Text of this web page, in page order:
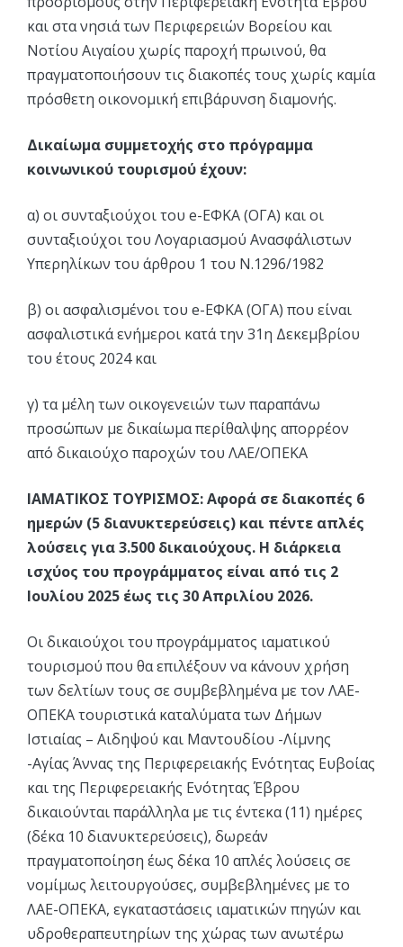
και στα νησιά των Περιφερειών Βορείου και
Νοτίου Αιγαίου χωρίς παροχή πρωινού, θα
πραγματοποιήσουν τις διακοπές τους χωρίς καμία
πρόσθετη οικονομική επιβάρυνση διαμονής.
Δικαίωμα συμμετοχής στο πρόγραμμα
κοινωνικού τουρισμού έχουν:
α) οι συνταξιούχοι του e-ΕΦΚΑ (ΟΓΑ) και οι
συνταξιούχοι του Λογαριασμού Ανασφάλιστων
Υπερηλίκων του άρθρου 1 του Ν.1296/1982
β) οι ασφαλισμένοι του e-ΕΦΚΑ (ΟΓΑ) που είναι
ασφαλιστικά ενήμεροι κατά την 31η Δεκεμβρίου
του έτους 2024 και
γ) τα μέλη των οικογενειών των παραπάνω
προσώπων με δικαίωμα περίθαλψης απορρέον
από δικαιούχο παροχών του ΛΑΕ/ΟΠΕΚΑ
ΙΑΜΑΤΙΚΟΣ ΤΟΥΡΙΣΜΟΣ: Αφορά σε διακοπές 6
ημερών (5 διανυκτερεύσεις) και πέντε απλές
λούσεις για 3.500 δικαιούχους. Η διάρκεια
ισχύος του προγράμματος είναι από τις 2
Ιουλίου 2025 έως τις 30 Απριλίου 2026.
Οι δικαιούχοι του προγράμματος ιαματικού
τουρισμού που θα επιλέξουν να κάνουν χρήση
των δελτίων τους σε συμβεβλημένα με τον ΛΑΕ-
ΟΠΕΚΑ τουριστικά καταλύματα των Δήμων
Ιστιαίας – Αιδηψού και Μαντουδίου -Λίμνης
-Αγίας Άννας της Περιφερειακής Ενότητας Ευβοίας
και της Περιφερειακής Ενότητας Έβρου
δικαιούνται παράλληλα με τις έντεκα (11) ημέρες
(δέκα 10 διανυκτερεύσεις), δωρεάν
πραγματοποίηση έως δέκα 10 απλές λούσεις σε
νομίμως λειτουργούσες, συμβεβλημένες με το
ΛΑΕ-ΟΠΕΚΑ, εγκαταστάσεις ιαματικών πηγών και
υδροθεραπευτηρίων της χώρας των ανωτέρω